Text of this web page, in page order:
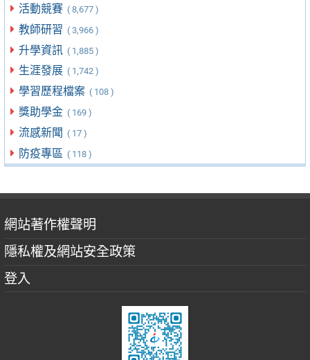
活動競賽 ( 8,677 )
教師研習 ( 3,966 )
升學資訊 ( 1,885 )
生涯發展 ( 1,742 )
學習歷程檔案 ( 108 )
獎助學金 ( 169 )
流感新聞 ( 17 )
防疫專區 ( 118 )
網站著作權聲明
隱私權及網站安全政策
登入